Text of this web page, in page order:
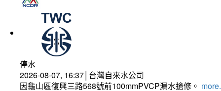
停水
2026-08-07, 16:37│台灣自來水公司
因龜山區復興三路568號前100mmPVCP漏水搶修。